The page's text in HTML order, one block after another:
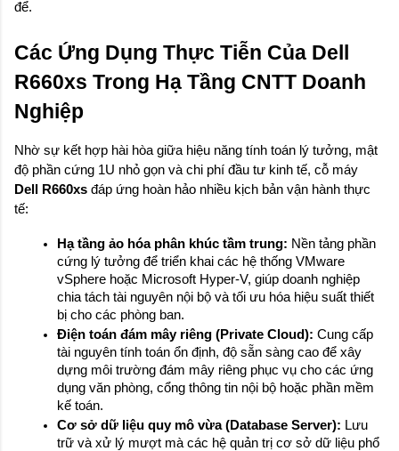
để.
Các Ứng Dụng Thực Tiễn Của Dell
R660xs Trong Hạ Tầng CNTT Doanh
Nghiệp
Nhờ sự kết hợp hài hòa giữa hiệu năng tính toán lý tưởng, mật
Dell R660xs đáp ứng hoàn hảo nhiều kịch bản vận hành thực
tế:
Hạ tầng ảo hóa phân khúc tầm trung: Nền tảng phần
cứng lý tưởng để triển khai các hệ thống VMware
vSphere hoặc Microsoft Hyper-V, giúp doanh nghiệp
chia tách tài nguyên nội bộ và tối ưu hóa hiệu suất thiết
bị cho các phòng ban.
Điện toán đám mây riêng (Private Cloud): Cung cấp
tài nguyên tính toán ổn định, độ sẵn sàng cao để xây
dựng môi trường đám mây riêng phục vụ cho các ứng
dụng văn phòng, cổng thông tin nội bộ hoặc phần mềm
kế toán.
Cơ sở dữ liệu quy mô vừa (Database Server): Lưu
trữ và xử lý mượt mà các hệ quản trị cơ sở dữ liệu phổ